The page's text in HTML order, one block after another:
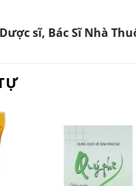
sĩ, Bác Sĩ Nhà